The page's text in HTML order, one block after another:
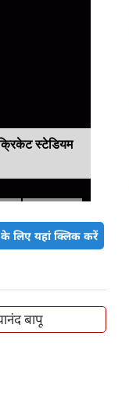
स्टेडियम
लिए यहां क्लिक करें
बापू